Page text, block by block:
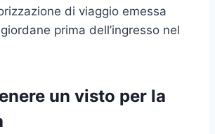
di viaggio emessa
prima dell’ingresso nel
un visto per la